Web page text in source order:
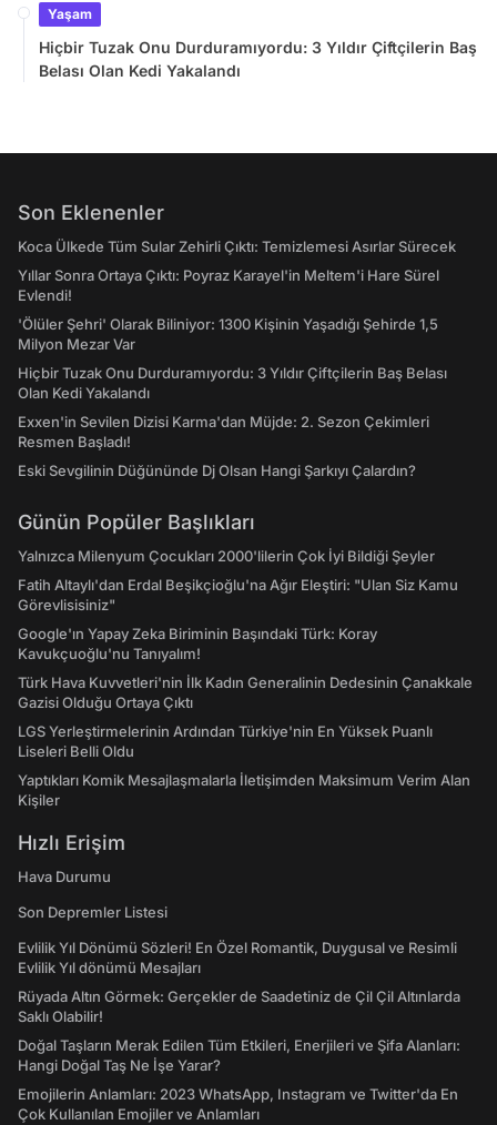
Yaşam
Hiçbir Tuzak Onu Durduramıyordu: 3 Yıldır Çiftçilerin Baş
Belası Olan Kedi Yakalandı
Son Eklenenler
Koca Ülkede Tüm Sular Zehirli Çıktı: Temizlemesi Asırlar Sürecek
Yıllar Sonra Ortaya Çıktı: Poyraz Karayel'in Meltem'i Hare Sürel
Evlendi!
'Ölüler Şehri' Olarak Biliniyor: 1300 Kişinin Yaşadığı Şehirde 1,5
Milyon Mezar Var
Hiçbir Tuzak Onu Durduramıyordu: 3 Yıldır Çiftçilerin Baş Belası
Olan Kedi Yakalandı
Exxen'in Sevilen Dizisi Karma'dan Müjde: 2. Sezon Çekimleri
Resmen Başladı!
Eski Sevgilinin Düğününde Dj Olsan Hangi Şarkıyı Çalardın?
Günün Popüler Başlıkları
Yalnızca Milenyum Çocukları 2000'lilerin Çok İyi Bildiği Şeyler
Fatih Altaylı'dan Erdal Beşikçioğlu'na Ağır Eleştiri: "Ulan Siz Kamu
Görevlisisiniz"
Google'ın Yapay Zeka Biriminin Başındaki Türk: Koray
Kavukçuoğlu'nu Tanıyalım!
Türk Hava Kuvvetleri'nin İlk Kadın Generalinin Dedesinin Çanakkale
Gazisi Olduğu Ortaya Çıktı
LGS Yerleştirmelerinin Ardından Türkiye'nin En Yüksek Puanlı
Liseleri Belli Oldu
Yaptıkları Komik Mesajlaşmalarla İletişimden Maksimum Verim Alan
Kişiler
Hızlı Erişim
Hava Durumu
Son Depremler Listesi
Evlilik Yıl Dönümü Sözleri! En Özel Romantik, Duygusal ve Resimli
Evlilik Yıl dönümü Mesajları
Rüyada Altın Görmek: Gerçekler de Saadetiniz de Çil Çil Altınlarda
Saklı Olabilir!
Doğal Taşların Merak Edilen Tüm Etkileri, Enerjileri ve Şifa Alanları:
Hangi Doğal Taş Ne İşe Yarar?
Emojilerin Anlamları: 2023 WhatsApp, Instagram ve Twitter'da En
Çok Kullanılan Emojiler ve Anlamları